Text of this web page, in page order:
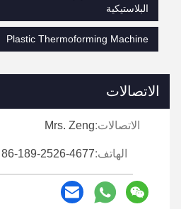
البلاستيكية
Plastic Thermoforming Machine
الاتصالات
الاتصالات:Mrs. Zeng
الهاتف:86-189-2526-4677